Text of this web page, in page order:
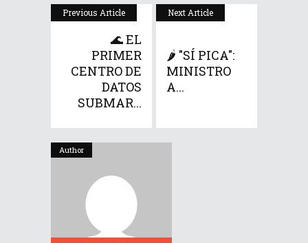
Previous Article
🌊 EL
PRIMER
CENTRO DE
DATOS
SUBMAR...
Next Article
🌶️ "SÍ PICA":
MINISTRO
A...
Author